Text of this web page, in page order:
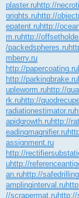
plaster.ruhttp://
grights.ruhttp://
epatent.ruhttp://
m.ruhttp://
/packedspheres.ru
mberry.ru
http://papercoating.ru
http://parkingbrake.ru
upleworm.ruhttp://
rk.ruhttp://
radiationestimator.ru
apidgrowth.ruhttp://
eadingmagnifier.ru
assignment.ru
http://
uhttp://
an.ruhttp://
amplinginterval.ru
//scrapermat.ru